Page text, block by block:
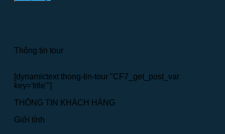
Thông tin tour
[dynamictext thong-tin-tour "CF7_get_post_var
key='title'"]
THÔNG TIN KHÁCH HÀNG
Giới tính